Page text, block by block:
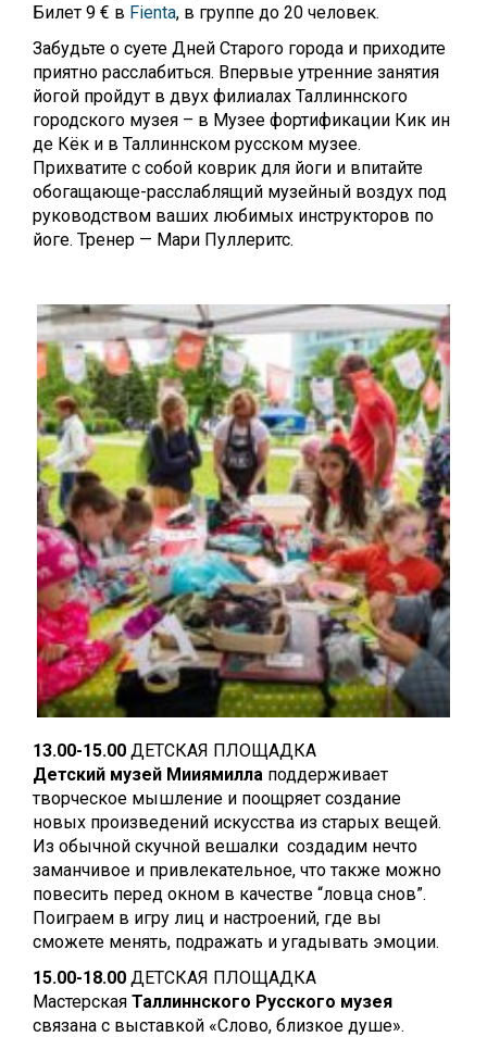
Билет 9 € в Fienta, в группе до 20 человек.
Забудьте о суете Дней Старого города и приходите
приятно расслабиться. Впервые утренние занятия
йогой пройдут в двух филиалах Таллиннского
городского музея – в Музее фортификации Кик ин
де Кёк и в Таллиннском русском музее.
Прихватите с собой коврик для йоги и впитайте
обогащающе-расслаблящий музейный воздух под
руководством ваших любимых инструкторов по
йоге. Тренер — Мари Пуллеритс.
13.00-15.00 ДЕТСКАЯ ПЛОЩАДКА
Детский музей Мииямилла поддерживает
творческое мышление и поощряет создание
новых произведений искусства из старых вещей.
Из обычной скучной вешалки создадим нечто
заманчивое и привлекательное, что также можно
повесить перед окном в качестве “ловца снов”.
Поиграем в игру лиц и настроений, где вы
сможете менять, подражать и угадывать эмоции.
15.00-18.00 ДЕТСКАЯ ПЛОЩАДКА
Мастерская Таллиннского Русского музея
связана с выставкой «Слово, близкое душе».